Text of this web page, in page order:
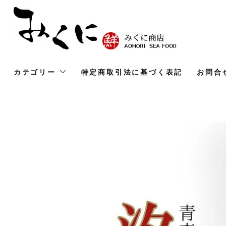
カテゴリー 特定商取引法に基づく表記 お問合